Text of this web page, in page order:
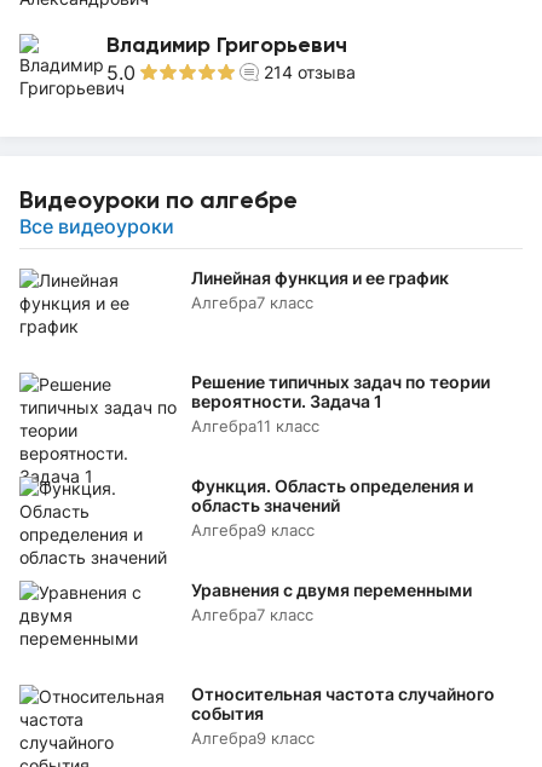
Владимир Григорьевич
5.0 214 отзыва
Видеоуроки по алгебре
Все видеоуроки
Линейная функция и ее график
Алгебра7 класс
Решение типичных задач по теории
вероятности. Задача 1
Алгебра11 класс
Функция. Область определения и
область значений
Алгебра9 класс
Уравнения с двумя переменными
Алгебра7 класс
Относительная частота случайного
события
Алгебра9 класс